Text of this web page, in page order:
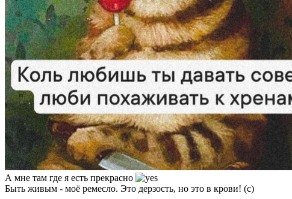
А мне там где я есть прекрасно
Быть живым - моё ремесло. Это дерзость, но это в крови! (c)